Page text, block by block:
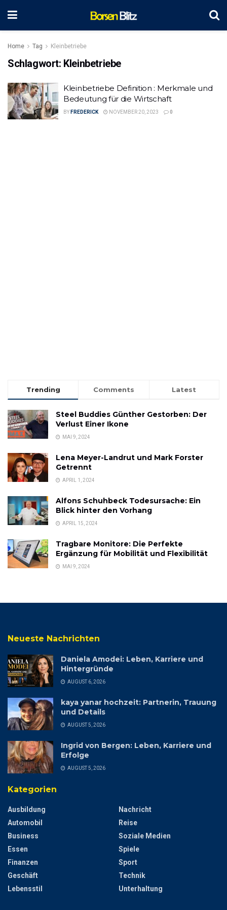
Home Tag Kleinbetriebe
Schlagwort: Kleinbetriebe
Kleinbetriebe Definition : Merkmale und
Bedeutung für die Wirtschaft
BY FREDERICK NOVEMBER 20, 2023 0
Trending Comments Latest
Steel Buddies Günther Gestorben: Der
Verlust Einer Ikone
MAI 9, 2024
Lena Meyer-Landrut und Mark Forster
Getrennt
APRIL 1, 2024
Alfons Schuhbeck Todesursache: Ein
Blick hinter den Vorhang
APRIL 15, 2024
Tragbare Monitore: Die Perfekte
Ergänzung für Mobilität und Flexibilität
MAI 9, 2024
Neueste Nachrichten
Daniela Amodei: Leben, Karriere und
Hintergründe
AUGUST 6, 2026
kaya yanar hochzeit: Partnerin, Trauung
und Details
AUGUST 5, 2026
Ingrid von Bergen: Leben, Karriere und
Erfolge
AUGUST 5, 2026
Kategorien
Ausbildung
Automobil
Business
Essen
Finanzen
Geschäft
Lebensstil
Nachricht
Reise
Soziale Medien
Spiele
Sport
Technik
Unterhaltung